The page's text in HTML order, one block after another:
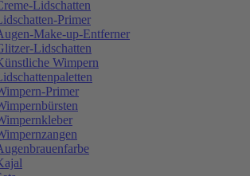
Lidschatten
Primer
Make-up-Entferner
Lidschatten
Wimpern
Primer